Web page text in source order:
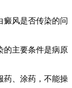
癜风是否传染的问
的主要条件是病原
药、涂药，不能操